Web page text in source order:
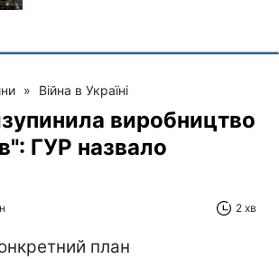
» Війна в Україні
виробництво
ГУР назвало
2 хв
план